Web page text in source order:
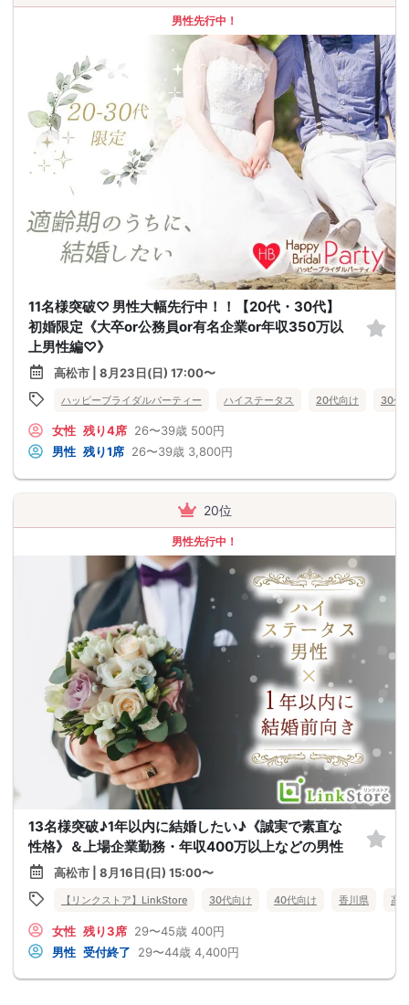
男性先行中！
11名様突破♡ 男性大幅先行中！！【20代・30代】
初婚限定《大卒or公務員or有名企業or年収350万以
上男性編♡》
高松市 | 8月23日(日) 17:00〜
ハッピーブライダルパーティー ハイステータス 20代向け 30代
女性 残り4席 26〜39歳 500円
男性 残り1席 26〜39歳 3,800円
20位
男性先行中！
13名様突破♪1年以内に結婚したい♪《誠実で素直な
性格》＆上場企業勤務・年収400万以上などの男性
高松市 | 8月16日(日) 15:00〜
【リンクストア】LinkStore 30代向け 40代向け 香川県 高
女性 残り3席 29〜45歳 400円
男性 受付終了 29〜44歳 4,400円